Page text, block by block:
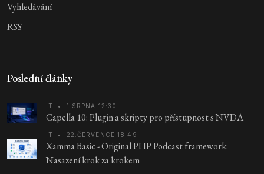
Vyhledávání
RSS
Poslední články
IT • 1.SRPNA 12:30
Capella 10: Plugin a skripty pro přístupnost s NVDA
IT • 22.ČERVENCE 18:49
Xamma Basic - Original PHP Podcast framework:
Nasazení krok za krokem